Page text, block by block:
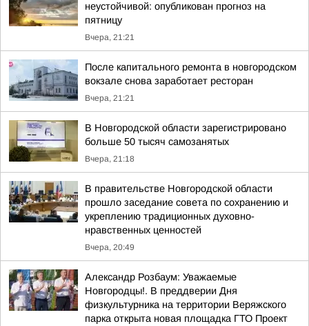
неустойчивой: опубликован прогноз на
пятницу
Вчера, 21:21
После капитального ремонта в новгородском
вокзале снова заработает ресторан
Вчера, 21:21
В Новгородской области зарегистрировано
больше 50 тысяч самозанятых
Вчера, 21:18
В правительстве Новгородской области
прошло заседание совета по сохранению и
укреплению традиционных духовно-
нравственных ценностей
Вчера, 20:49
Александр Розбаум: Уважаемые
Новгородцы!. В преддверии Дня
физкультурника на территории Веряжского
парка открыта новая площадка ГТО Проект